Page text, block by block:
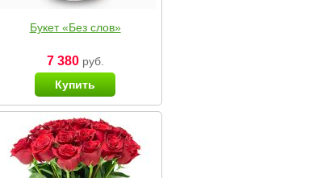
Букет «Без слов»
7 380руб.
Купить